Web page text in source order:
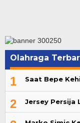
Olahraga
1 Saat Bepe
2 Jersey Persija